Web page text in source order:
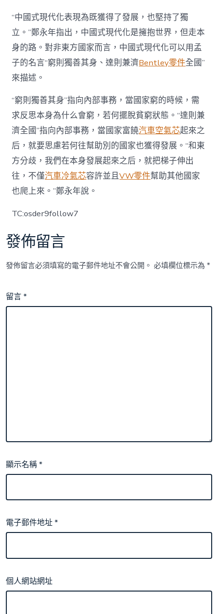
“中國式現代化表現為既獲得了發展，也堅持了獨
立。”鄭永年指出，中國式現代化是擁抱世界，但走本
身的路。對非東方國家而言，中國式現代化可以用孟
子的名言“窮則獨善其身、達則兼濟Bentley零件全國”
來描述。
“窮則獨善其身”指向內部事務，當國家窮的時候，需
求反思本身為什么會窮，若何擺脫貧窮狀態。“達則兼
濟全國”指向內部事務，當國家富饒汽車空氣芯起來之
后，就要思慮若何往幫助別的國家也獲得發展。“和東
方分歧，我們在本身發展起來之后，就把梯子伸出
往，不僅汽車冷氣芯容許並且VW零件幫助其他國家
也爬上來。”鄭永年說。
TC:osder9follow7
發佈留言
發佈留言必須填寫的電子郵件地址不會公開。 必填欄位標示為*
留言*
顯示名稱*
電子郵件地址*
個人網站網址